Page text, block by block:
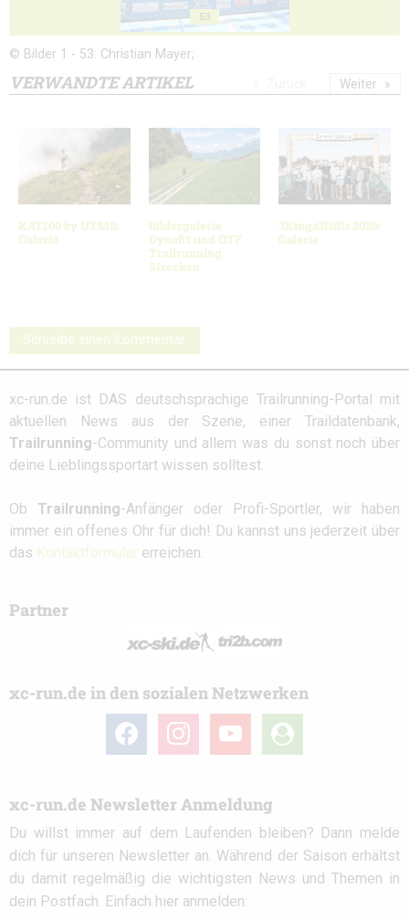
53
© Bilder 1 - 53: Christian Mayer;
VERWANDTE ARTIKEL
KAT100 by UTMB:
Galerie
Bildergalerie
Dynafit und OTF
Trailrunning
Strecken
3Kings3Hills 2026:
Galerie
Weiter
Schreibe einen Kommentar
xc-run.de ist DAS deutschsprachige Trailrunning-Portal mit
aktuellen News aus der Szene, einer Traildatenbank,
Trailrunning-Community und allem was du sonst noch über
deine Lieblingssportart wissen solltest.
Ob Trailrunning-Anfänger oder Profi-Sportler, wir haben
immer ein offenes Ohr für dich! Du kannst uns jederzeit über
das Kontaktformular erreichen.
Partner
xc-run.de in den sozialen Netzwerken
facebook instagramyoutube
user-
circle
xc-run.de Newsletter Anmeldung
Du willst immer auf dem Laufenden bleiben? Dann melde
dich für unseren Newsletter an. Während der Saison erhältst
du damit regelmäßig die wichtigsten News und Themen in
dein Postfach. Einfach hier anmelden: